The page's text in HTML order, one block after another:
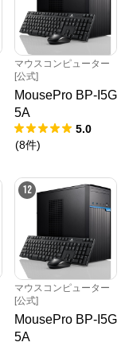
マウスコンピューター
[公式]
MousePro BP-I5G
5A
5.0
(8件)
12
マウスコンピューター
[公式]
MousePro BP-I5G
5A